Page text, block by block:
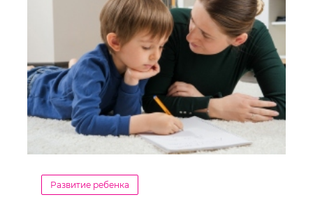
Развитие ребенка